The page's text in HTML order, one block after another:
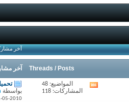
آخر مشاركة
Threads / Posts آخر
مشاهدة
تغذيات
المواضيع: 48
المشاركات: 118
تحميل
بواسطة
31-05-2010